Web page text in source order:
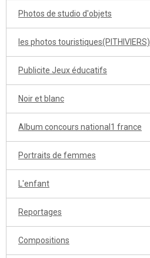
Photos de studio d'objets
les photos touristiques(PITHIVIERS)
Publicite Jeux éducatifs
Noir et blanc
Album concours national1 france
Portraits de femmes
L'enfant
Reportages
Compositions